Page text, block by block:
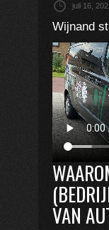
juli 16,
Wijnand
VAN